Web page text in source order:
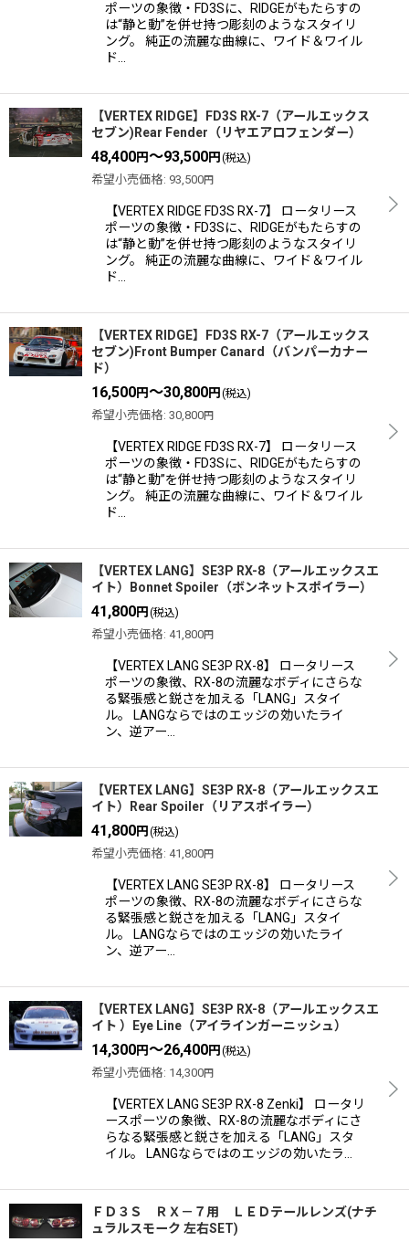
ポーツの象徴・FD3Sに、RIDGEがもたらすの
は“静と動”を併せ持つ彫刻のようなスタイリ
ング。 純正の流麗な曲線に、ワイド＆ワイル
ド…
【VERTEX RIDGE】FD3S RX-7（アールエックス
セブン)Rear Fender（リヤエアロフェンダー）
48,400円～93,500円 (税込)
希望小売価格: 93,500円
【VERTEX RIDGE FD3S RX-7】 ロータリース
ポーツの象徴・FD3Sに、RIDGEがもたらすの
は“静と動”を併せ持つ彫刻のようなスタイリ
ング。 純正の流麗な曲線に、ワイド＆ワイル
ド…
【VERTEX RIDGE】FD3S RX-7（アールエックス
セブン)Front Bumper Canard（バンパーカナー
ド）
16,500円～30,800円 (税込)
希望小売価格: 30,800円
【VERTEX RIDGE FD3S RX-7】 ロータリース
ポーツの象徴・FD3Sに、RIDGEがもたらすの
は“静と動”を併せ持つ彫刻のようなスタイリ
ング。 純正の流麗な曲線に、ワイド＆ワイル
ド…
【VERTEX LANG】SE3P RX-8（アールエックスエ
イト）Bonnet Spoiler（ボンネットスポイラー）
41,800円 (税込)
希望小売価格: 41,800円
【VERTEX LANG SE3P RX-8】 ロータリース
ポーツの象徴、RX-8の流麗なボディにさらな
る緊張感と鋭さを加える「LANG」スタイ
ル。 LANGならではのエッジの効いたライ
ン、逆アー…
【VERTEX LANG】SE3P RX-8（アールエックスエ
イト）Rear Spoiler（リアスポイラー）
41,800円 (税込)
希望小売価格: 41,800円
【VERTEX LANG SE3P RX-8】 ロータリース
ポーツの象徴、RX-8の流麗なボディにさらな
る緊張感と鋭さを加える「LANG」スタイ
ル。 LANGならではのエッジの効いたライ
ン、逆アー…
【VERTEX LANG】SE3P RX-8（アールエックスエ
イト ）Eye Line（アイラインガーニッシュ）
14,300円～26,400円 (税込)
希望小売価格: 14,300円
【VERTEX LANG SE3P RX-8 Zenki】 ロータリ
ースポーツの象徴、RX-8の流麗なボディにさ
らなる緊張感と鋭さを加える「LANG」スタ
イル。 LANGならではのエッジの効いたラ…
ＦＤ３Ｓ ＲＸ－７用 ＬＥＤテールレンズ(ナチ
ュラルスモーク 左右SET)